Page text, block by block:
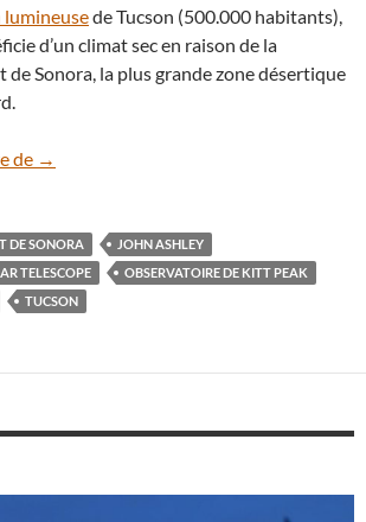
de Tucson (500.000 habitants),
d’un climat sec en raison de la
Sonora, la plus grande zone désertique
de Un très fin croissant de Lune sur
→
DE SONORA
JOHN ASHLEY
TELESCOPE
OBSERVATOIRE DE KITT PEAK
TUCSON